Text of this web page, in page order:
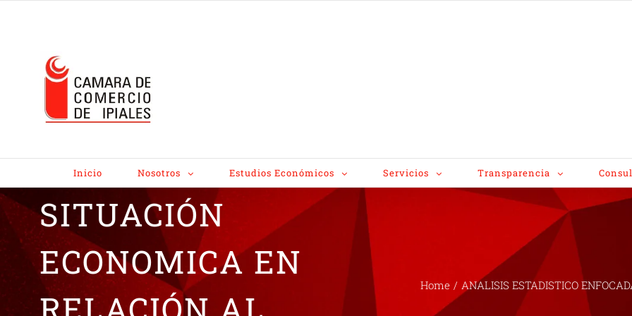
Inicio Nosotros Estudios Económicos Servicios Transparencia
ANALISIS
ESTADISTICO
ENFOCADA A LA
SITUACIÓN
ECONOMICA EN
Home / ANALISIS ESTADISTICO